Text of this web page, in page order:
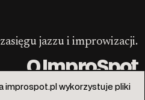
jazzu i improwizacji.
O ImproSpot
improspot.pl wykorzystuje pliki